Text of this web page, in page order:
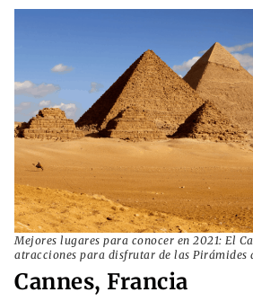
Mejores lugares para conocer en 2021: El
atracciones para disfrutar de las Pirámides
Cannes, Francia